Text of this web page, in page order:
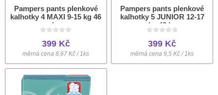
Pampers pants plenkové
kalhotky 4 MAXI 9-15 kg 46
ks
399 Kč
měrná cena 8,67 Kč / 1ks
Pampers pants plenkové
kalhotky 5 JUNIOR 12-17
kg 42 ks
399 Kč
měrná cena 9,5 Kč / 1ks